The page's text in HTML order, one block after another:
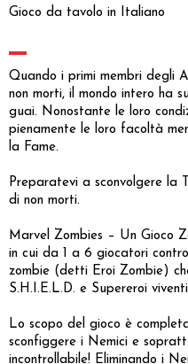
Gioco da tavolo in Italiano
Quando i primi membri degli
non morti, il mondo intero ha
guai. Nonostante le loro
pienamente le loro facoltà
la Fame.
Preparatevi a sconvolgere la
di non morti.
Marvel Zombies – Un Gioco
in cui da 1 a 6 giocatori
zombie (detti Eroi Zombie)
S.H.I.E.L.D. e Supereroi
Lo scopo del gioco è
sconfiggere i Nemici e
incontrollabile! Eliminando i